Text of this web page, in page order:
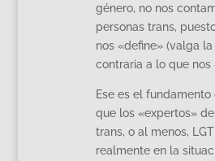
género, no nos
personas trans,
nos «define» (valga
contraria a lo que nos
Ese es el
que los «expertos» de
trans, o al menos,
realmente en la